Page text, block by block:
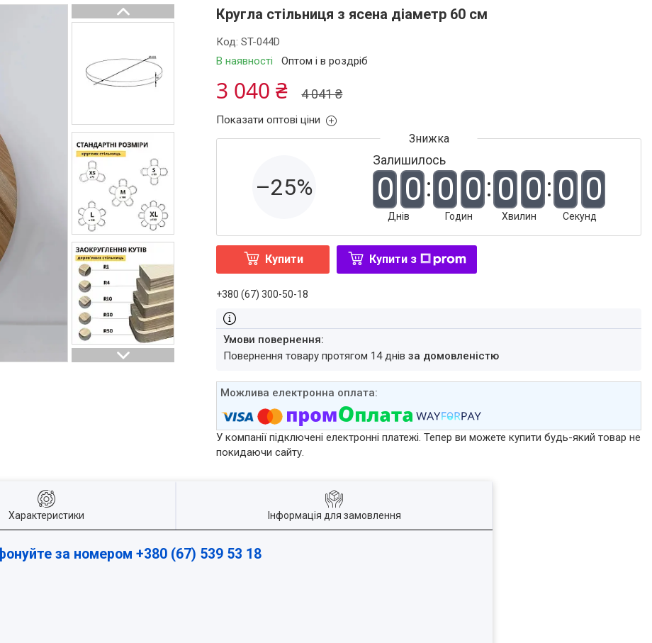
Кругла стільниця з ясена діаметр 60 см
В наявності Оптом і в роздріб
Код:ST-044D
4 041 ₴
3 040 ₴
Показати оптові ціни
–25%
Залишилось
0 0
Днів
0 0
Годин
0 0
Хвилин
0 0
Секунд
Купити Купити з
+380 (67) 300-50-18
повернення товару протягом 14 днівза домовленістю
У компанії підключені електронні платежі. Тепер ви можете купити будь-який товар не
покидаючи сайту.
Характеристики Інформація для замовлення
за номером +380 (67) 539 53 18